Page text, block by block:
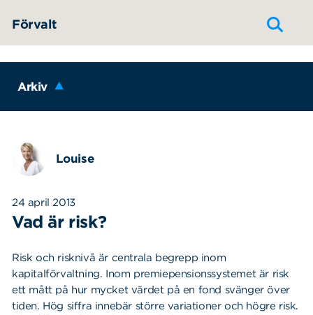
Förvalt
Arkiv
Louise
24 april 2013
Vad är risk?
Risk och risknivå är centrala begrepp inom
kapitalförvaltning. Inom premiepensionssystemet är risk
ett mått på hur mycket värdet på en fond svänger över
tiden. Hög siffra innebär större variationer och högre risk.